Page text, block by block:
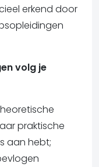
erkend door
volg je
praktische
aan hebt;